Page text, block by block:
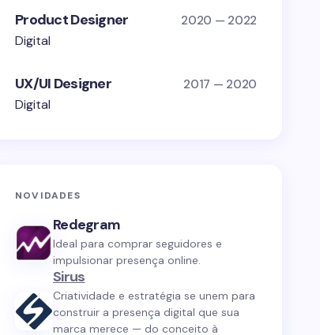
Product Designer 2020 — 2022
Digital
UX/UI Designer 2017 — 2020
Digital
NOVIDADES
Redegram
Ideal para comprar seguidores e
impulsionar presença online.
Sirus
Criatividade e estratégia se unem para
construir a presença digital que sua
marca merece — do conceito à